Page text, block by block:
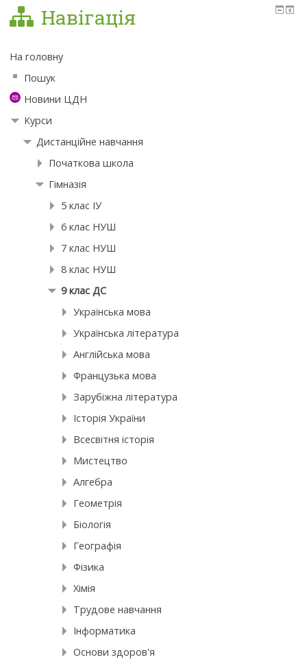
Навігація
На головну
Пошук
Новини ЦДН
Курси
Дистанційне навчання
Початкова школа
Гімназія
5 клас ІУ
6 клас НУШ
7 клас НУШ
8 клас НУШ
9 клас ДС
Українська мова
Українська література
Англійська мова
Французька мова
Зарубіжна література
Історія України
Всесвітня історія
Мистецтво
Алгебра
Геометрія
Біологія
Географія
Фізика
Хімія
Трудове навчання
Інформатика
Основи здоров'я